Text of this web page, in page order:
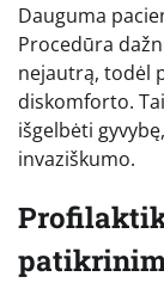
Dauguma
Procedūra
nejautrą, todėl
diskomforto.
išgelbėti
invaziškumo.